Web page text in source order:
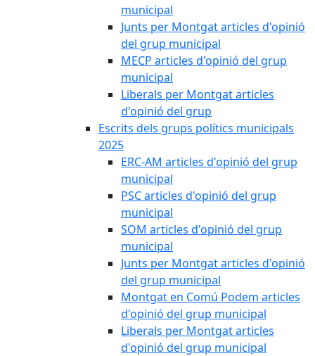
municipal
Junts per Montgat articles d'opinió
del grup municipal
MECP articles d'opinió del grup
municipal
Liberals per Montgat articles
d'opinió del grup
Escrits dels grups polítics municipals
2025
ERC-AM articles d'opinió del grup
municipal
PSC articles d'opinió del grup
municipal
SOM articles d'opinió del grup
municipal
Junts per Montgat articles d'opinió
del grup municipal
Montgat en Comú Podem articles
d'opinió del grup municipal
Liberals per Montgat articles
d'opinió del grup municipal